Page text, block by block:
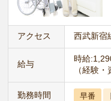
アクセス 西武新宿
給与
時給
（経験
勤務時間 早番